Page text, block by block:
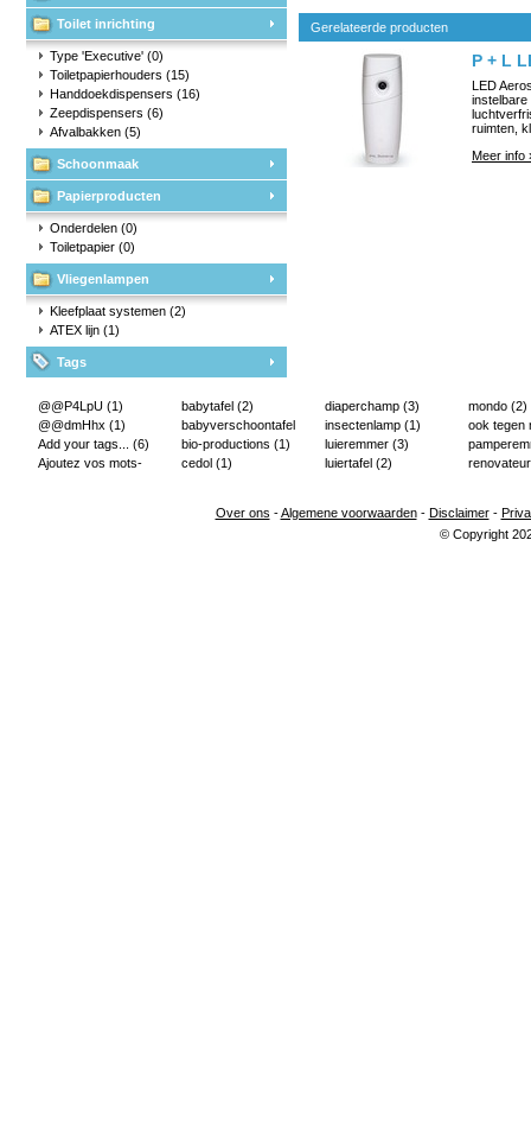
Toilet inrichting
Type 'Executive' (0)
Toiletpapierhouders (15)
Handdoekdispensers (16)
Zeepdispensers (6)
Afvalbakken (5)
Schoonmaak
Papierproducten
Onderdelen (0)
Toiletpapier (0)
Vliegenlampen
Kleefplaat systemen (2)
ATEX lijn (1)
Tags
Gerelateerde producten
P + L
LED
instelbare
ruimten,
Meer info
@@P4LpU (1)
@@dmHhx (1)
Add your tags... (6)
Ajoutez vos mots-
babytafel (2)
babyverschoontafel
(2)
bio-productions (1)
cedol (1)
diaperchamp (3)
insectenlamp (1)
luieremmer (3)
luiertafel (2)
mondo (2)
ook tegen
Over ons -Algemene voorwaarden- Disclaimer-
© Copyright